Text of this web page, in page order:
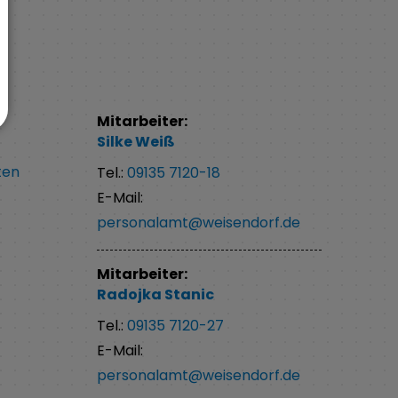
Mitarbeiter:
SilkeWeiß
Tel.: 09135 7120-18
E-Mail:
personalamt@weisendorf.de
Mitarbeiter:
Radojka Stanic
Tel.: 09135 7120-27
E-Mail:
personalamt@weisendorf.de